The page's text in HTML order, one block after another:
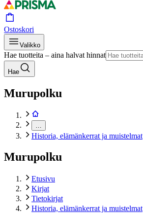
Ostoskori
Valikko
Hae tuotteita – aina halvat hinnat
Hae
Murupolku
Historia, elämänkerrat ja muistelmat
Murupolku
Etusivu
Kirjat
Tietokirjat
Historia, elämänkerrat ja muistelmat